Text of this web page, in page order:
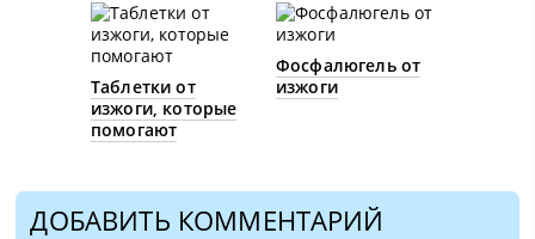
Таблетки от
изжоги, которые
помогают
Фосфалюгель от
изжоги
ДОБАВИТЬ КОММЕНТАРИЙ